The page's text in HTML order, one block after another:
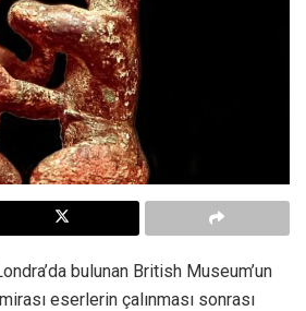
bulunan British Museum’un
eserlerin çalınması sonrası